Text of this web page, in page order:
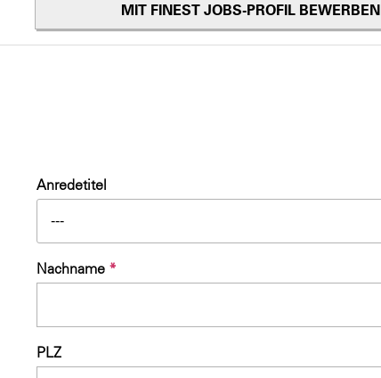
MIT FINEST JOBS-PROFIL BEWERBEN
Anredetitel
---
Nachname *
PLZ